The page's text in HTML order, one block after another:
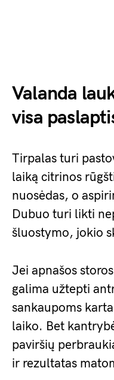
Valanda
visa
Tirpalas turi
laiką citrinos
nuosėdas, o
Dubuo turi likti
šluostymo, jokio
Jei apnašos
galima užtepti
sankaupoms
laiko. Bet
paviršių
ir rezultatas